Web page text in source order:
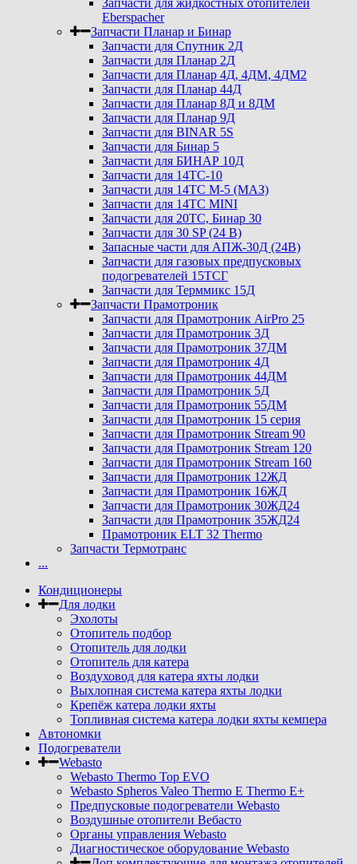
Запчасти для жидкостных отопителей
Eberspacher
Запчасти Планар и Бинар
Запчасти для Спутник 2Д
Запчасти для Планар 2Д
Запчасти для Планар 4Д, 4ДМ, 4ДМ2
Запчасти для Планар 44Д
Запчасти для Планар 8Д и 8ДМ
Запчасти для Планар 9Д
Запчасти для BINAR 5S
Запчасти для Бинар 5
Запчасти для БИНАР 10Д
Запчасти для 14ТС-10
Запчасти для 14ТС М-5 (МАЗ)
Запчасти для 14ТС MINI
Запчасти для 20ТС, Бинар 30
Запчасти для 30 SP (24 В)
Запасные части для АПЖ-30Д (24В)
Запчасти для газовых предпусковых
подогревателей 15ТСГ
Запчасти для Терммикс 15Д
Запчасти Прамотроник
Запчасти для Прамотроник AirPro 25
Запчасти для Прамотроник 3Д
Запчасти для Прамотроник 37ДМ
Запчасти для Прамотроник 4Д
Запчасти для Прамотроник 44ДМ
Запчасти для Прамотроник 5Д
Запчасти для Прамотроник 55ДМ
Запчасти для Прамотроник 15 серия
Запчасти для Прамотроник Stream 90
Запчасти для Прамотроник Stream 120
Запчасти для Прамотроник Stream 160
Запчасти для Прамотроник 12ЖД
Запчасти для Прамотроник 16ЖД
Запчасти для Прамотроник 30ЖД24
Запчасти для Прамотроник 35ЖД24
Прамотроник ELT 32 Thermo
Запчасти Термотранс
...
Кондиционеры
Для лодки
Эхолоты
Отопитель подбор
Отопитель для лодки
Отопитель для катера
Воздуховод для катера яхты лодки
Выхлопная система катера яхты лодки
Крепёж катера лодки яхты
Топливная система катера лодки яхты кемпера
Автономки
Подогреватели
Webasto
Webasto Thermo Top EVO
Webasto Spheros Valeo Thermo E Thermo E+
Предпусковые подогреватели Webasto
Воздушные отопители Вебасто
Органы управления Webasto
Диагностическое оборудование Webasto